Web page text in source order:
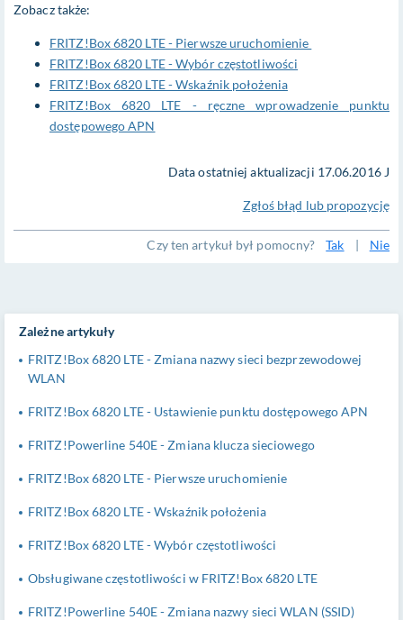
Zobacz także:
FRITZ!Box 6820 LTE - Pierwsze uruchomienie
FRITZ!Box 6820 LTE - Wybór częstotliwości
FRITZ!Box 6820 LTE - Wskaźnik położenia
FRITZ!Box 6820 LTE - ręczne wprowadzenie punktu
dostępowego APN
Data ostatniej aktualizacji 17.06.2016 J
Zgłoś błąd lub propozycję
Czy ten artykuł był pomocny? Tak | Nie
Zależne artykuły
FRITZ!Box 6820 LTE - Zmiana nazwy sieci bezprzewodowej
WLAN
FRITZ!Box 6820 LTE - Ustawienie punktu dostępowego APN
FRITZ!Powerline 540E - Zmiana klucza sieciowego
FRITZ!Box 6820 LTE - Pierwsze uruchomienie
FRITZ!Box 6820 LTE - Wskaźnik położenia
FRITZ!Box 6820 LTE - Wybór częstotliwości
Obsługiwane częstotliwości w FRITZ!Box 6820 LTE
FRITZ!Powerline 540E - Zmiana nazwy sieci WLAN (SSID)